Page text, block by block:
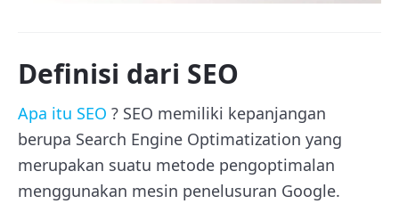
Definisi dari SEO
Apa itu SEO ? SEO memiliki kepanjangan
berupa Search Engine Optimatization yang
merupakan suatu metode pengoptimalan
menggunakan mesin penelusuran Google.